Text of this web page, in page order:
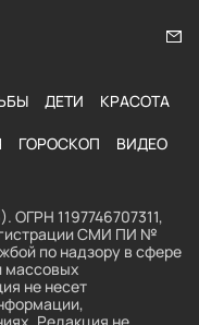
ДЕТИ КРАСОТА
ГОРОСКОП ВИДЕО
1197746707311,
СМИ ПИ №
по надзору в сфере
массовых
не несет